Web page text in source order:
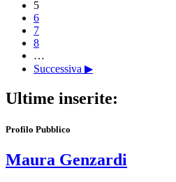
5
6
7
8
…
Successiva ▶
Ultime inserite:
Profilo Pubblico
Maura Genzardi